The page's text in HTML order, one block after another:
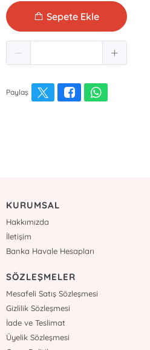
Sepete Ekle
Paylaş
KURUMSAL
Hakkımızda
İletişim
Banka Havale Hesapları
SÖZLEŞMELER
Mesafeli Satış Sözleşmesi
Gizlilik Sözleşmesi
İade ve Teslimat
Üyelik Sözleşmesi